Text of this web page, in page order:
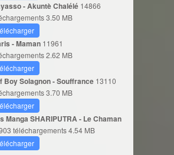
- Akuntè Chalélé 14866
3.50 MB
- Maman 11961
2.62 MB
Boy Solagnon - Souffrance 13110
3.70 MB
Manga SHARIPUTRA - Le Chaman
téléchargements4.54 MB